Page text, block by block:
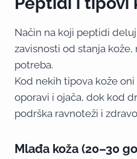
Način na koji peptidi
zavisnosti od stanja
potreba.
Kod nekih tipova kože
oporavi i ojača, dok kod
podrška ravnoteži i
Mlađa koža (20–30